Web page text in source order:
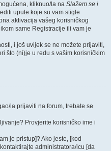
kliknuo/la na Slažem se i
upute koje su vam stigle
aktivacija vašeg korisničkog
same Registracije ili vam je
i još uvijek se ne možete prijaviti,
što (ni)je u redu s vašim korisničkim
la prijaviti na forum, trebate se
Provjerite korisničko ime i
je pristup]? Ako jeste, [kod
administratora/icu [da